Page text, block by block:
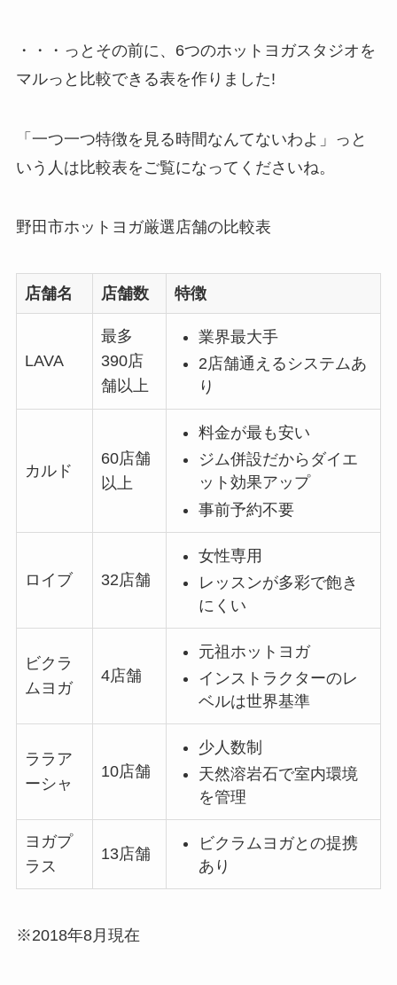
・・・っとその前に、6つのホットヨガスタジオを
マルっと比較できる表を作りました!
「一つ一つ特徴を見る時間なんてないわよ」っと
いう人は比較表をご覧になってくださいね。
野田市ホットヨガ厳選店舗の比較表
店舗名 店舗数 特徴
LAVA
最多
390店
舗以上
業界最大手
2店舗通えるシステムあ
り
カルド
60店舗
以上
料金が最も安い
ジム併設だからダイエ
ット効果アップ
事前予約不要
ロイブ 32店舗
女性専用
レッスンが多彩で飽き
にくい
ビクラ
ムヨガ
4店舗
元祖ホットヨガ
インストラクターのレ
ベルは世界基準
ララア
ーシャ
10店舗
少人数制
天然溶岩石で室内環境
を管理
ヨガプ
ラス
13店舗
ビクラムヨガとの提携
あり
※2018年8月現在